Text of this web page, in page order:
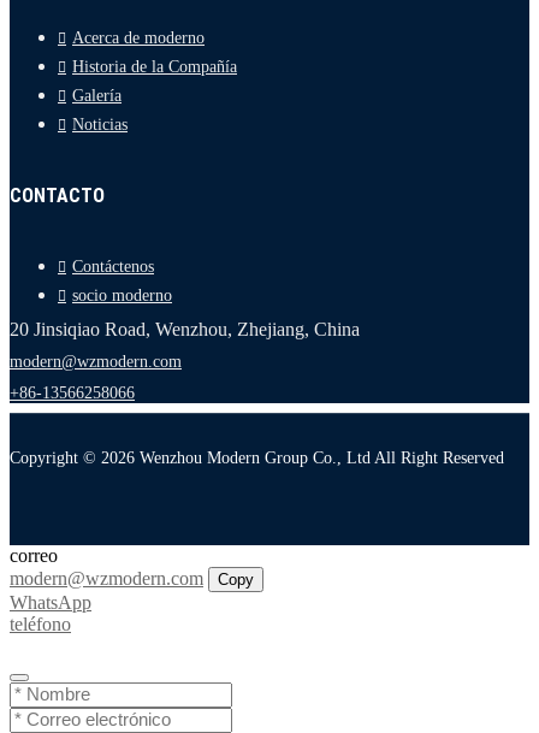
Acerca de moderno
Historia de la Compañía
Galería
Noticias
CONTACTO
Contáctenos
socio moderno
20 Jinsiqiao Road, Wenzhou, Zhejiang, China
modern@wzmodern.com
+86-13566258066
Copyright © 2026 Wenzhou Modern Group Co., Ltd All Right Reserved
correo
modern@wzmodern.com
Copy
WhatsApp
teléfono